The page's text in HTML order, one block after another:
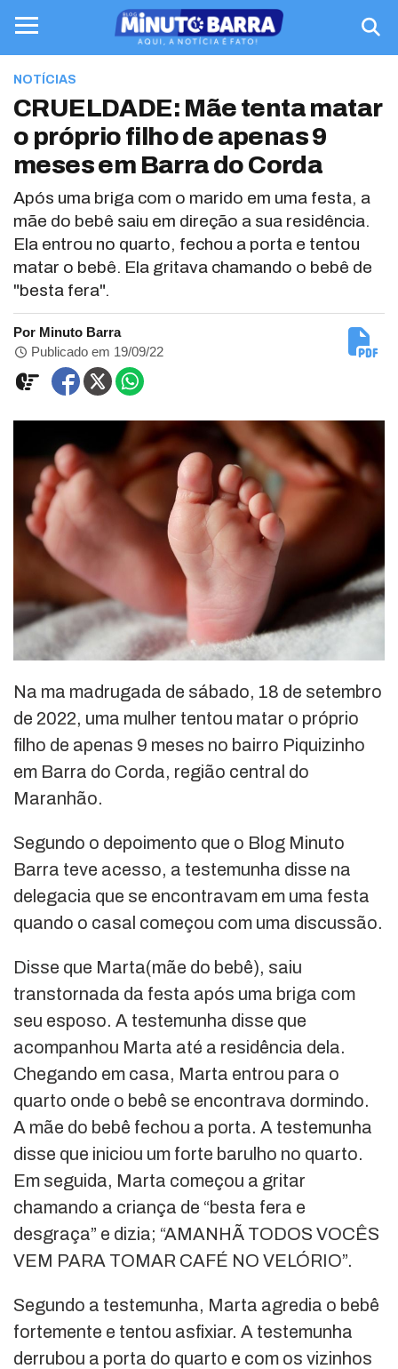
NOTÍCIAS
CRUELDADE: Mãe tenta matar
o próprio filho de apenas 9
meses em Barra do Corda
Após uma briga com o marido em uma festa, a
mãe do bebê saiu em direção a sua residência.
Ela entrou no quarto, fechou a porta e tentou
matar o bebê. Ela gritava chamando o bebê de
"besta fera".
Por Minuto Barra
Publicado em 19/09/22
Na ma madrugada de sábado, 18 de setembro
de 2022, uma mulher tentou matar o próprio
filho de apenas 9 meses no bairro Piquizinho
em Barra do Corda, região central do
Maranhão.
Segundo o depoimento que o Blog Minuto
Barra teve acesso, a testemunha disse na
delegacia que se encontravam em uma festa
quando o casal começou com uma discussão.
Disse que Marta(mãe do bebê), saiu
transtornada da festa após uma briga com
seu esposo. A testemunha disse que
acompanhou Marta até a residência dela.
Chegando em casa, Marta entrou para o
quarto onde o bebê se encontrava dormindo.
A mãe do bebê fechou a porta. A testemunha
disse que iniciou um forte barulho no quarto.
Em seguida, Marta começou a gritar
chamando a criança de “besta fera e
desgraça” e dizia; “AMANHÃ TODOS VOCÊS
VEM PARA TOMAR CAFÉ NO VELÓRIO”.
Segundo a testemunha, Marta agredia o bebê
fortemente e tentou asfixiar. A testemunha
derrubou a porta do quarto e com os vizinhos